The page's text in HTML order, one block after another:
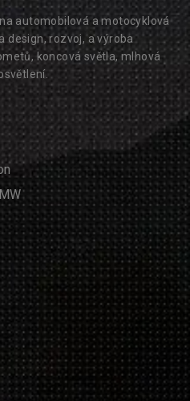
automobilová a motocyklová
design, rozvoj, a výroba
koncová světla, mlhová